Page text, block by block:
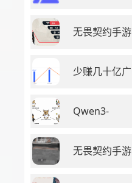
无畏契约手游
少赚几十亿广
Qwen3-
无畏契约手游